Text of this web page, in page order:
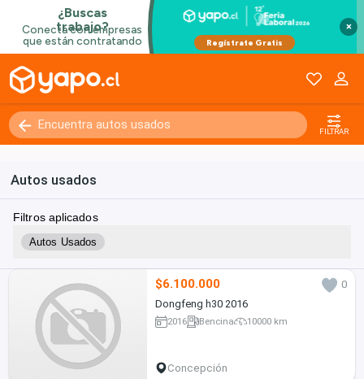
×
FILTRAR
Autos usados
Filtros aplicados
Autos Usados
$6.100.000
0
Dongfeng h30 2016
2016 Bencina 10000 km
Concepción